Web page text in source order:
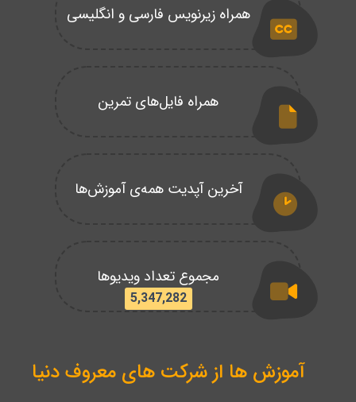
همراه زیرنویس فارسی و انگلیسی
همراه فایل‌های تمرین
آخرین آپدیت همه‌ی آموزش‌ها
مجموع تعداد ویدیوها
5,347,282
آموزش ها از شرکت های معروف دنیا